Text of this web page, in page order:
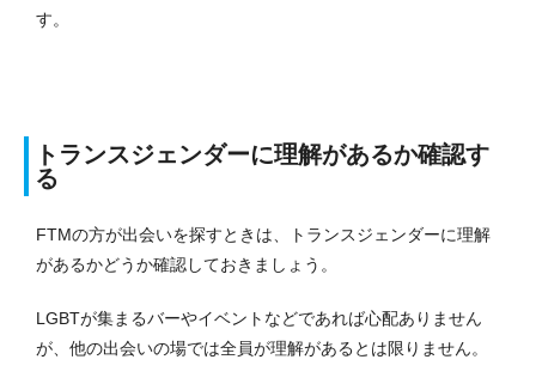
す。
トランスジェンダーに理解があるか確認す
る
FTMの方が出会いを探すときは、トランスジェンダーに理解
があるかどうか確認しておきましょう。
LGBTが集まるバーやイベントなどであれば心配ありません
が、他の出会いの場では全員が理解があるとは限りません。